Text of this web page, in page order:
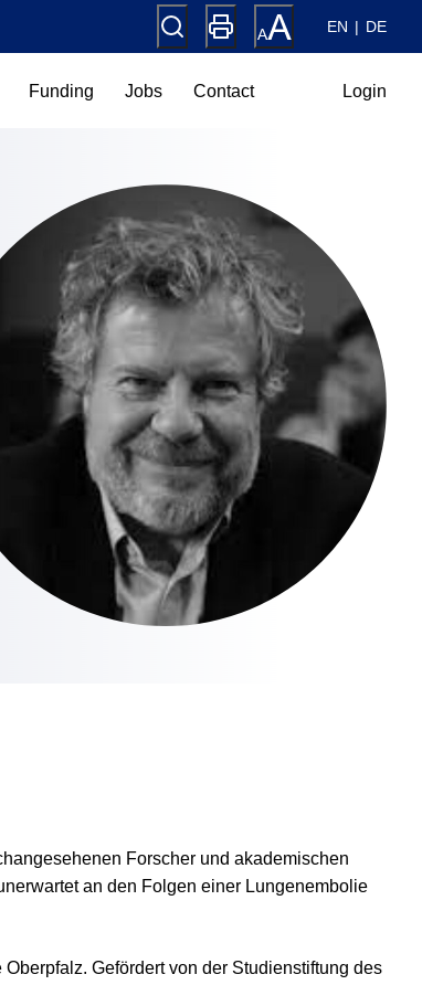
EN DE
Funding Jobs Contact Login
Forscher und akademischen
an den Folgen einer Lungenembolie
Gefördert von der Studienstiftung des